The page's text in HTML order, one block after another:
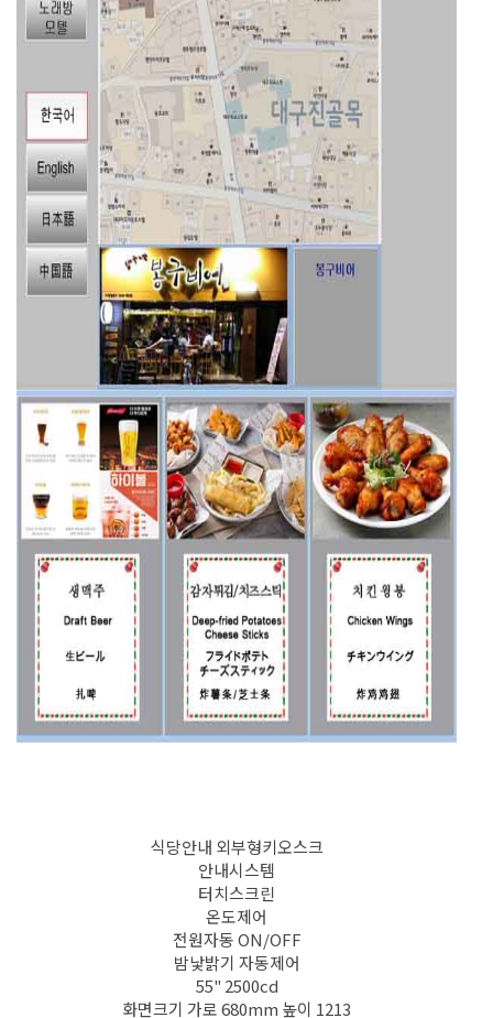
식당안내 외부형키오스크
안내시스템
터치스크린
온도제어
전원자동 ON/OFF
밤낯밝기 자동제어
55" 2500cd
화면크기 가로 680mm 높이 1213